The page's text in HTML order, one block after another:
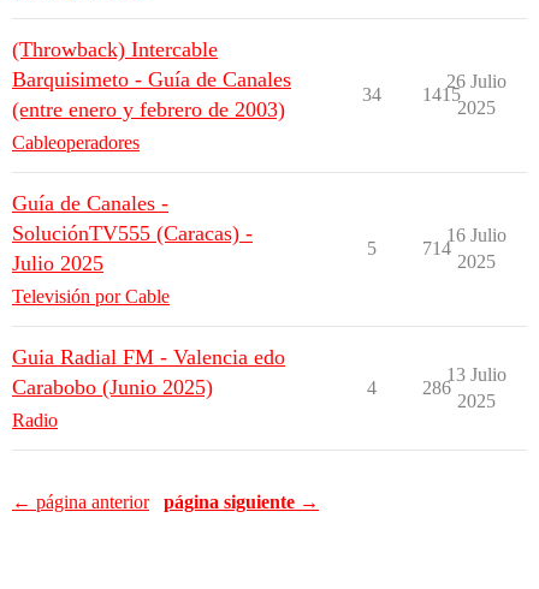
(Throwback) Intercable
Barquisimeto - Guía de Canales
(entre enero y febrero de 2003)
Cableoperadores
34 1415
26 Julio
2025
Guía de Canales -
SoluciónTV555 (Caracas) -
Julio 2025
Televisión por Cable
5 714
16 Julio
2025
Guia Radial FM - Valencia edo
Carabobo (Junio 2025)
Radio
4 286
13 Julio
2025
← página anterior página siguiente →